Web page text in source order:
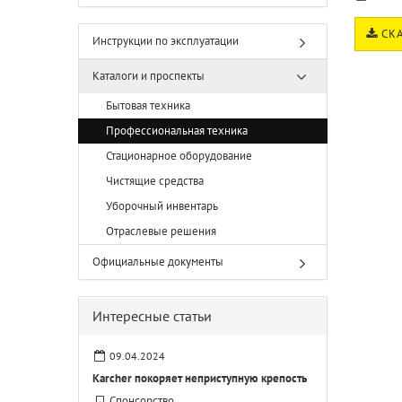
Инструкции по эксплуатации
Каталоги и проспекты
Бытовая техника
Профессиональная техника
Стационарное оборудование
Чистящие средства
Уборочный инвентарь
Отраслевые решения
Официальные документы
Интересные статьи
09.04.2024
Karcher покоряет неприступную крепость